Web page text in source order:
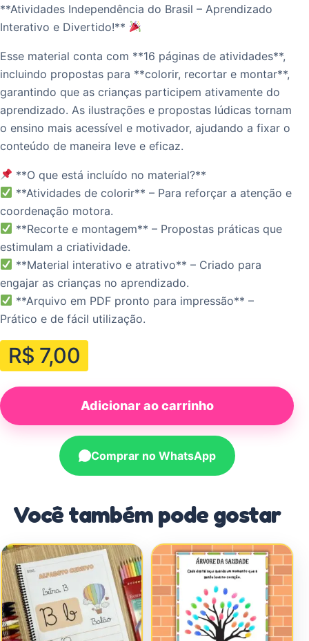
**Atividades Independência do Brasil – Aprendizado
Interativo e Divertido!**
Esse material conta com **16 páginas de atividades**,
incluindo propostas para **colorir, recortar e montar**,
garantindo que as crianças participem ativamente do
aprendizado. As ilustrações e propostas lúdicas tornam
o ensino mais acessível e motivador, ajudando a fixar o
conteúdo de maneira leve e eficaz.
**O que está incluído no material?**
**Atividades de colorir** – Para reforçar a atenção e
coordenação motora.
**Recorte e montagem** – Propostas práticas que
estimulam a criatividade.
**Material interativo e atrativo** – Criado para
engajar as crianças no aprendizado.
**Arquivo em PDF pronto para impressão** –
Prático e de fácil utilização.
R$ 7,00
Adicionar ao carrinho
Comprar no WhatsApp
Você também pode gostar